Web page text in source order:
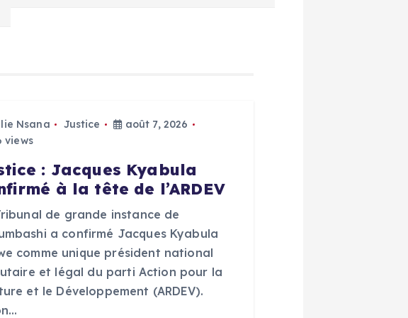
Nsana Justice
août 7, 2026
views
: Jacques Kyabula
à la tête de l’ARDEV
de grande instance de
a confirmé Jacques Kyabula
comme unique président national
et légal du parti Action pour la
et le Développement (ARDEV).